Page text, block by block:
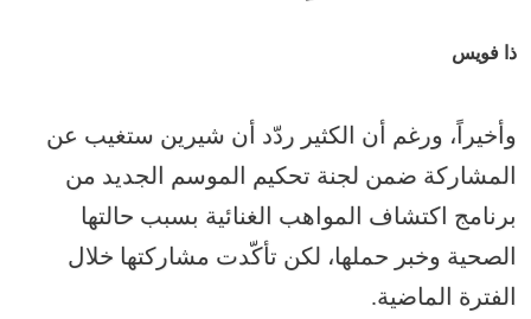
ذا فويس
وأخيراً، ورغم أن الكثير ردّد أن شيرين ستغيب عن
المشاركة ضمن لجنة تحكيم الموسم الجديد من
برنامج اكتشاف المواهب الغنائية بسبب حالتها
الصحية وخبر حملها، لكن تأكّدت مشاركتها خلال
الفترة الماضية.